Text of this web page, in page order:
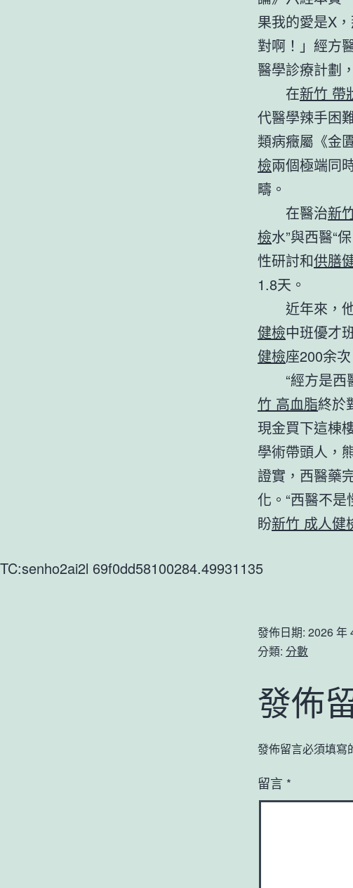
果我的愛是X
對啊！」經方
醫學診療計劃
在新竹 帶
代醫學辣手困
類病癥屬《金
檢兩個極端同
疇。
在醫治新
檢水”與西醫“
性研討和供膳
1.8天。
近年來，
健檢中班優才
健檢座200余
“經方是
竹 高血脂終於
現金買下這棟
學術帶頭人，
證實，西醫藥
化。“西醫不
盼新竹 成人健
TC:senho2ai2l 69f0dd58100284.49931135
發佈日期: 2026 年
分類: 分數
發佈
發佈留言必須填寫
留言 *